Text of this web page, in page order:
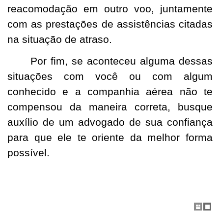
reacomodação em outro voo, juntamente
com as prestações de assistências citadas
na situação de atraso.
Por fim, se aconteceu alguma dessas
situações com você ou com algum
conhecido e a companhia aérea não te
compensou da maneira correta, busque
auxílio de um advogado de sua confiança
para que ele te oriente da melhor forma
possível.